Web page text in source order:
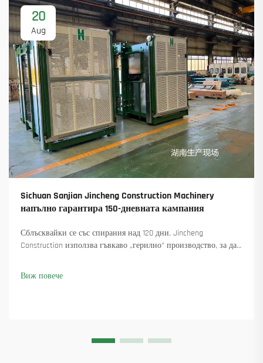
20
Aug
Sichuan Sanjian Jincheng Construction Machinery
напълно гарантира 150-дневната кампания
Сблъсквайки се със спирания над 120 дни, Jincheng
Construction използва гъвкаво „герилно“ производство, за да
Виж повече